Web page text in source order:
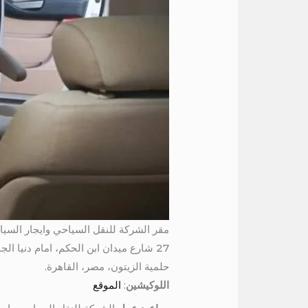
مقر الشركة للنقل السياحي وايجار
27 شارع ميدان ابن الحكم، امام دنيا الجمبري، برج المرمر، الدور السادس
حلمية الزيتون، مصر، القاهرة.
اللوكيشين: الموقع